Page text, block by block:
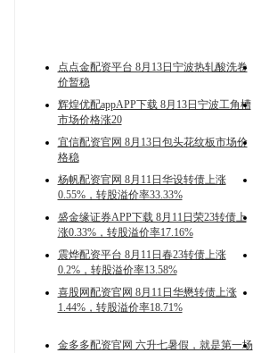
点点金配资平台 8月13日宁波热轧酸洗卷
价暂稳
辉煌优配appAPP下载 8月13日宁波工角槽
市场价格涨20
宜信配资官网 8月13日包头花纹板市场价
格稳
杨帆配资官网 8月11日华设转债上涨
0.55%，转股溢价率33.33%
盛金缘证券APP下载 8月11日荣23转债上
涨0.33%，转股溢价率17.16%
震烨配资平台 8月11日春23转债上涨
0.2%，转股溢价率13.58%
喜股网配资官网 8月11日华懋转债上涨
1.44%，转股溢价率18.71%
金多多配资官网 六升七暑假，就是第一场